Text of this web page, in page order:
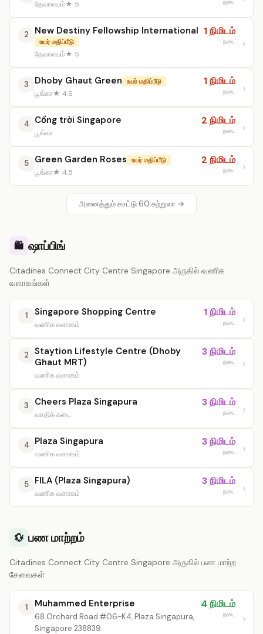
தேவாலயம்★ 5 நடை
2 New Destiny Fellowship International
உயர் மதிப்பீடு
தேவாலயம்★ 5
1 நிமிடம்
நடை
3 Dhoby Ghaut Green உயர் மதிப்பீடு
பூங்கா★ 4.6
1 நிமிடம்
நடை
4 Cổng trời Singapore
பூங்கா
2 நிமிடம்
நடை
5 Green Garden Roses உயர் மதிப்பீடு
பூங்கா★ 4.5
2 நிமிடம்
நடை
அனைத்தும் காட்டு 60 சுற்றுலா →
🛍️ ஷாப்பிங்
Citadines Connect City Centre Singapore அருகில் வணிக
வளாகங்கள்
1 Singapore Shopping Centre
வணிக வளாகம்
1 நிமிடம்
நடை
2
Staytion Lifestyle Centre (Dhoby
Ghaut MRT)
வணிக வளாகம்
3 நிமிடம்
நடை
3 Cheers Plaza Singapura
வசதிக் கடை
3 நிமிடம்
நடை
4 Plaza Singapura
வணிக வளாகம்
3 நிமிடம்
நடை
5 FILA (Plaza Singapura)
வணிக வளாகம்
3 நிமிடம்
நடை
💱 பண மாற்றம்
Citadines Connect City Centre Singapore அருகில் பண மாற்ற
சேவைகள்
1 Muhammed Enterprise
68 Orchard Road #06-K4, Plaza Singapura,
Singapore 238839
4 நிமிடம்
நடை